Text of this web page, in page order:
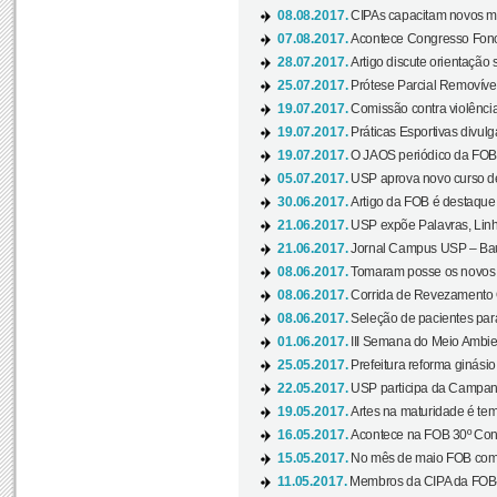
08.08.2017.CIPAs capacitam novos
07.08.2017.Acontece Congresso
28.07.2017.Artigo discute orientação
25.07.2017. Prótese Parcial
19.07.2017.Comissão contra
19.07.2017. Práticas Esportivas
19.07.2017.O JAOS periódico da
05.07.2017. USP aprova novo curso
30.06.2017.Artigo da FOB é
21.06.2017. USP expõe Palavras,
21.06.2017.Jornal Campus USP –
08.06.2017.Tomaram posse os
08.06.2017.Corrida de Revezamento
08.06.2017.Seleção de pacientes
01.06.2017.
III Semana do Meio
25.05.2017. Prefeitura reforma
22.05.2017. USP participa da
19.05.2017.Artes na maturidade é
16.05.2017.Acontece na FOB 30º
15.05.2017. No mês de maio FOB
11.05.2017. Membros da CIPA da